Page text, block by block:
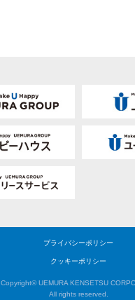
プライバシーポリシー
クッキーポリシー
Copyright© UEMURA KENSETSU
All rights reserved.